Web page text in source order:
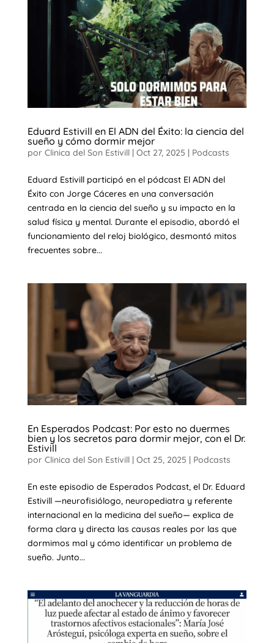
Eduard Estivill en El ADN del Éxito: la ciencia del
sueño y cómo dormir mejor
por Clinica del Son Estivill| Oct 27, 2025 | Podcasts
Eduard Estivill participó en el pódcast El ADN del
Éxito con Jorge Cáceres en una conversación
centrada en la ciencia del sueño y su impacto en la
salud física y mental. Durante el episodio, abordó el
funcionamiento del reloj biológico, desmontó mitos
frecuentes sobre...
En Esperados Podcast: Por esto no duermes
bien y los secretos para dormir mejor, con el Dr.
Estivill
por Clinica del Son Estivill| Oct 25, 2025 Podcasts
En este episodio de Esperados Podcast, el Dr. Eduard
Estivill —neurofisiólogo, neuropediatra y referente
internacional en la medicina del sueño— explica de
forma clara y directa las causas reales por las que
dormimos mal y cómo identificar un problema de
sueño. Junto...